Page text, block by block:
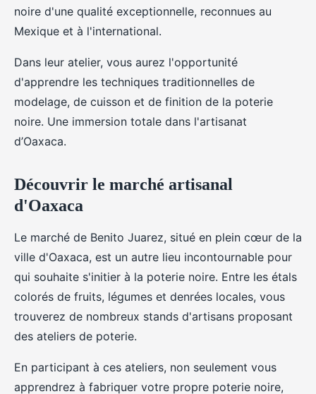
noire d'une qualité exceptionnelle, reconnues au
Mexique et à l'international.
Dans leur atelier, vous aurez l'opportunité
d'apprendre les techniques traditionnelles de
modelage, de cuisson et de finition de la poterie
noire. Une immersion totale dans l'artisanat
d’Oaxaca.
Découvrir le marché artisanal
d'Oaxaca
Le marché de Benito Juarez, situé en plein cœur de la
ville d'Oaxaca, est un autre lieu incontournable pour
qui souhaite s'initier à la poterie noire. Entre les étals
colorés de fruits, légumes et denrées locales, vous
trouverez de nombreux stands d'artisans proposant
des ateliers de poterie.
En participant à ces ateliers, non seulement vous
apprendrez à fabriquer votre propre poterie noire,